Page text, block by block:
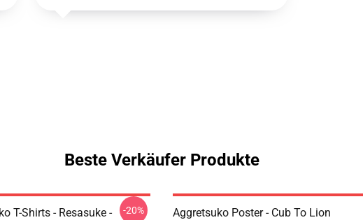
Beste Verkäufer Produkte
T-Shirts - Resasuke -
-20%
Aggretsuko Poster - Cub To Lion